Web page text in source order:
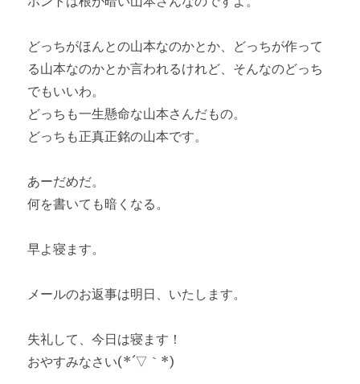
どっちがほんとの山本なのかとか、どっちが作って
る山本なのかとか言われるけれど、そんなのどっち
でもいいわ。
どっちも一生懸命な山本さんだもの。
どっちも正真正銘の山本です。
あーだめだ。
何を書いても暗くなる。
早よ寝ます。
メールのお返事は明日、いたします。
失礼して、今日は寝ます！
おやすみなさい(*´▽｀*)